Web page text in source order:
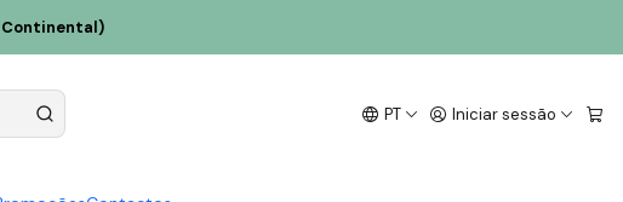
PT Iniciar sessão
da Calada Touriga